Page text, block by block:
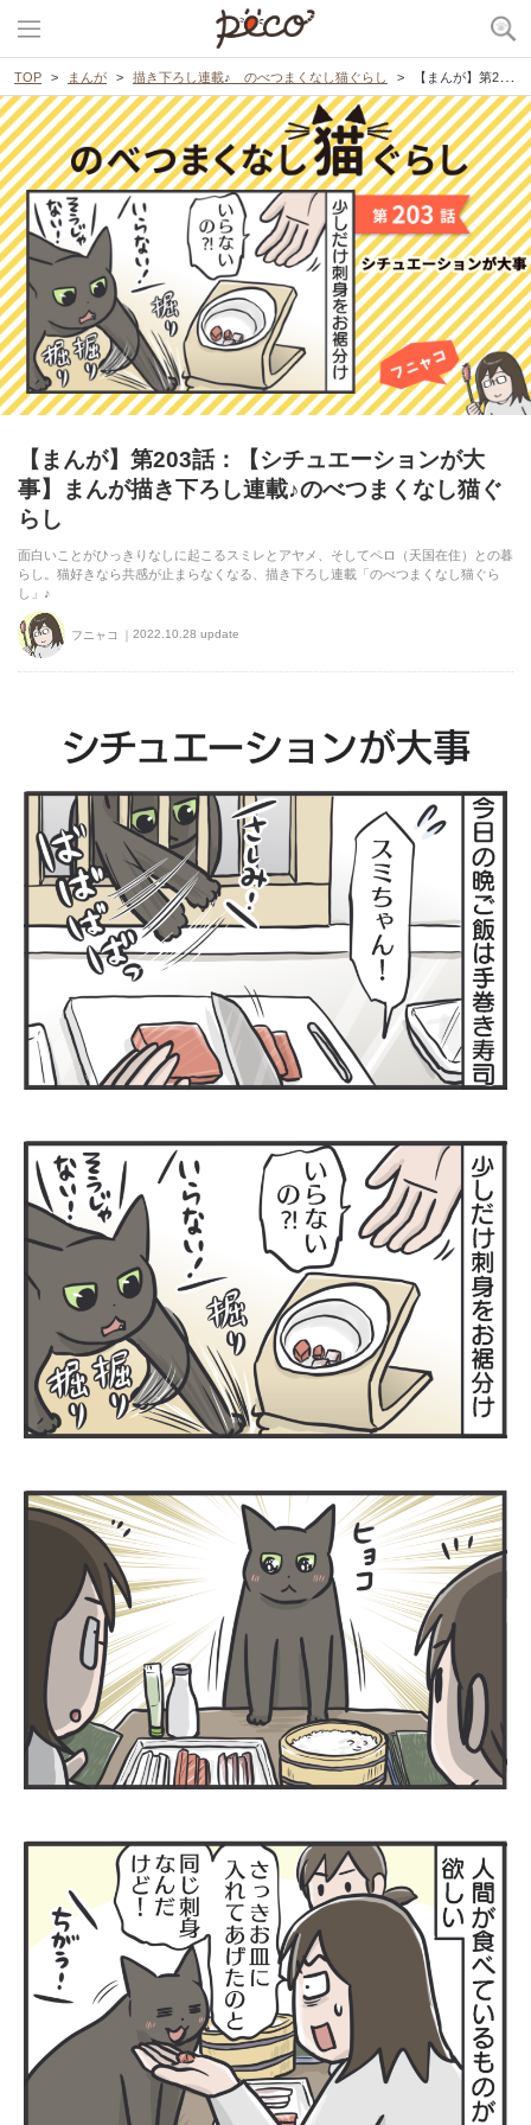
TOP まんが 描き下ろし連載♪ のべつまくなし猫ぐらし 【まんが】第203話：【シチュエーションが大事】まんが描き下ろし連載♪のべつまくなし猫ぐらし
【まんが】第203話：【シチュエーションが大
事】まんが描き下ろし連載♪のべつまくなし猫ぐ
らし
面白いことがひっきりなしに起こるスミレとアヤメ、そしてペロ（天国在住）との暮
らし。猫好きなら共感が止まらなくなる、描き下ろし連載「のべつまくなし猫ぐら
し」♪
フニャコ 2022.10.28 update